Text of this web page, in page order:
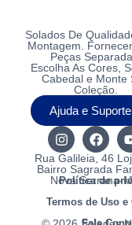
Solados De
Montagem.
Peças
Escolha As Cores,
Cabedal e Monte
Coleção.
Ajuda e Suporte
Rua Galileia, 46
Bairro Sagrada
Nova Serrana-
Política de
Termos de Uso